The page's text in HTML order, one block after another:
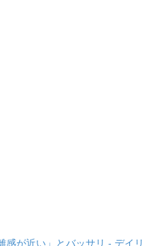
が近い」とバッサリ - デイリ